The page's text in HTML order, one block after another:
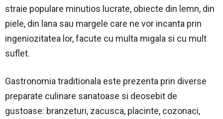
straie populare minutios lucrate, obiecte din lemn, din
piele, din lana sau margele care ne vor incanta prin
ingeniozitatea lor, facute cu multa migala si cu mult
suflet.
Gastronomia traditionala este prezenta prin diverse
preparate culinare sanatoase si deosebit de
gustoase: branzeturi, zacusca, placinte, cozonaci,